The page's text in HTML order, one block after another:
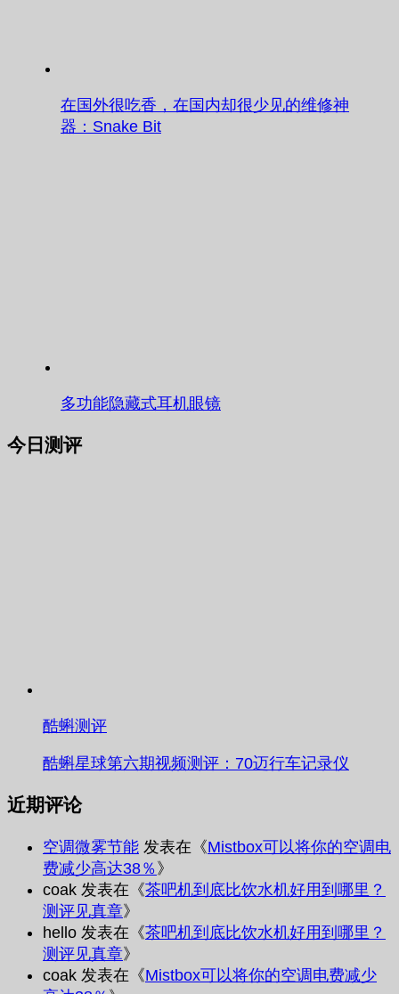
在国外很吃香，在国内却很少见的维修神
器：Snake Bit
多功能隐藏式耳机眼镜
今日测评
酷蝌测评
酷蝌星球第六期视频测评：70迈行车记录仪
近期评论
空调微雾节能 发表在《Mistbox可以将你的空调电
费减少高达38％ 》
coak 发表在《茶吧机到底比饮水机好用到哪里？
测评见真章》
hello 发表在《茶吧机到底比饮水机好用到哪里？
测评见真章》
coak 发表在《Mistbox可以将你的空调电费减少